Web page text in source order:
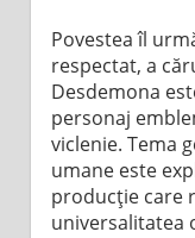
Povestea îl
respectat, a
Desdemona
personaj
viclenie. Tema
umane este
producție care
universalitatea